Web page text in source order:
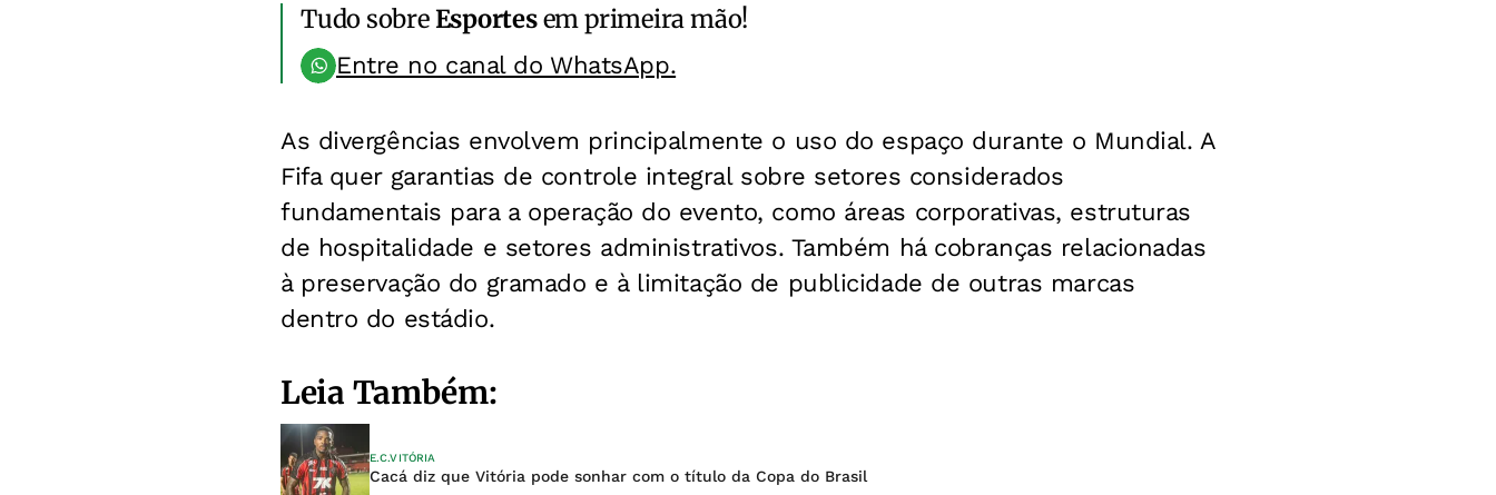
Tudo sobreEsportesem primeira mão!
Entre no canal do WhatsApp.
As divergências envolvem principalmente o uso do espaço durante o Mundial. A
Fifa quer garantias de controle integral sobre setores considerados
fundamentais para a operação do evento, como áreas corporativas, estruturas
de hospitalidade e setores administrativos. Também há cobranças relacionadas
à preservação do gramado e à limitação de publicidade de outras marcas
dentro do estádio.
Leia Também:
E.C.VITÓRIA
Cacá diz que Vitória pode sonhar com o título da Copa do Brasil